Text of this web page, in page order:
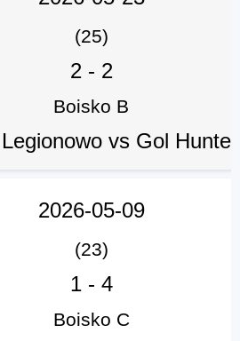
(25)
2- 2
Boisko B
vs Gol
2026-05-09
(23)
1- 4
Boisko C